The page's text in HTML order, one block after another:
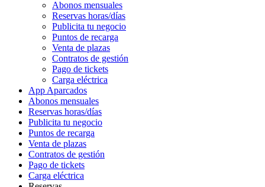
Abonos mensuales
Reservas horas/días
Publicita tu negocio
Puntos de recarga
Venta de plazas
Contratos de gestión
Pago de tickets
Carga eléctrica
App Aparcados
Abonos mensuales
Reservas horas/días
Publicita tu negocio
Puntos de recarga
Venta de plazas
Contratos de gestión
Pago de tickets
Carga eléctrica